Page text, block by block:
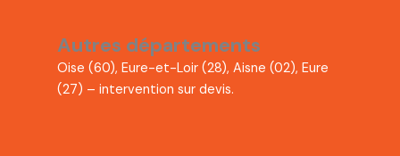
Autres départements
Oise (60), Eure-et-Loir (28), Aisne (02), Eure
(27) – intervention sur devis.